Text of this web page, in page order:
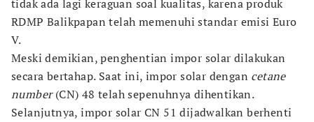
tidak ada lagi keraguan soal kualitas, karena produk
RDMP Balikpapan telah memenuhi standar emisi Euro
V.
Meski demikian, penghentian impor solar dilakukan
secara bertahap. Saat ini, impor solar dengan cetane
number(CN) 48 telah sepenuhnya dihentikan.
Selanjutnya, impor solar CN 51 dijadwalkan berhenti